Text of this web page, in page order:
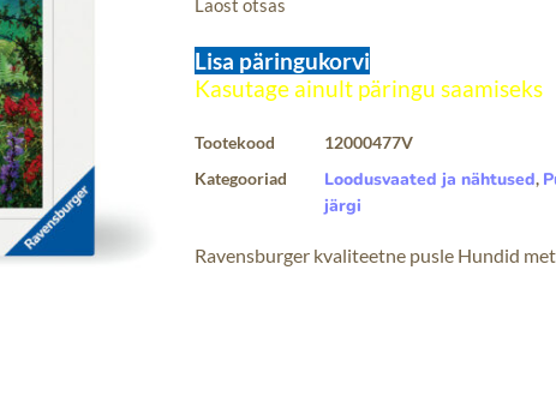
Laost otsas
Lisa päringukorvi
Tootekood
12000477V
Kategooriad
Loodusvaated ja nähtused,
järgi
Ravensburger kvaliteetne pusle Hundid